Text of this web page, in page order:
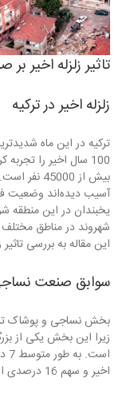
تاثیر زلزله اخیر
زلزله اخیر در ترکیه
100 سال اخیر را
آسیب دیده‌اند وضعیت
شهروند در مناطق مختلف
این مقاله به بررسی
سوابق صنعت
بخش نساجی و پوشاک
زیرا این بخش یکی از
اخیر و سهم 16 درصدی از کل اقتصاد را به خود اختصاص داده است.